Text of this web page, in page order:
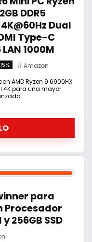
DDR5
Dual
Type-C
1000M
Amazon
AMD Ryzen 9 6900HX
4K para una mayor
...
para
Procesador
y 256GB SSD